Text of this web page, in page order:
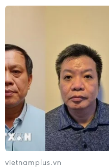
Goldman Sachs
giá dầu năm 2027
ngại nhu cầu suy
Goldman Sachs cho
giảm hơn 10% của nhu
thụ dầu mỏ hiện nay
do Trung Quốc đẩy
trình chuyển dịch sang
phẩm thay thế như xe
vietnamplus.vn